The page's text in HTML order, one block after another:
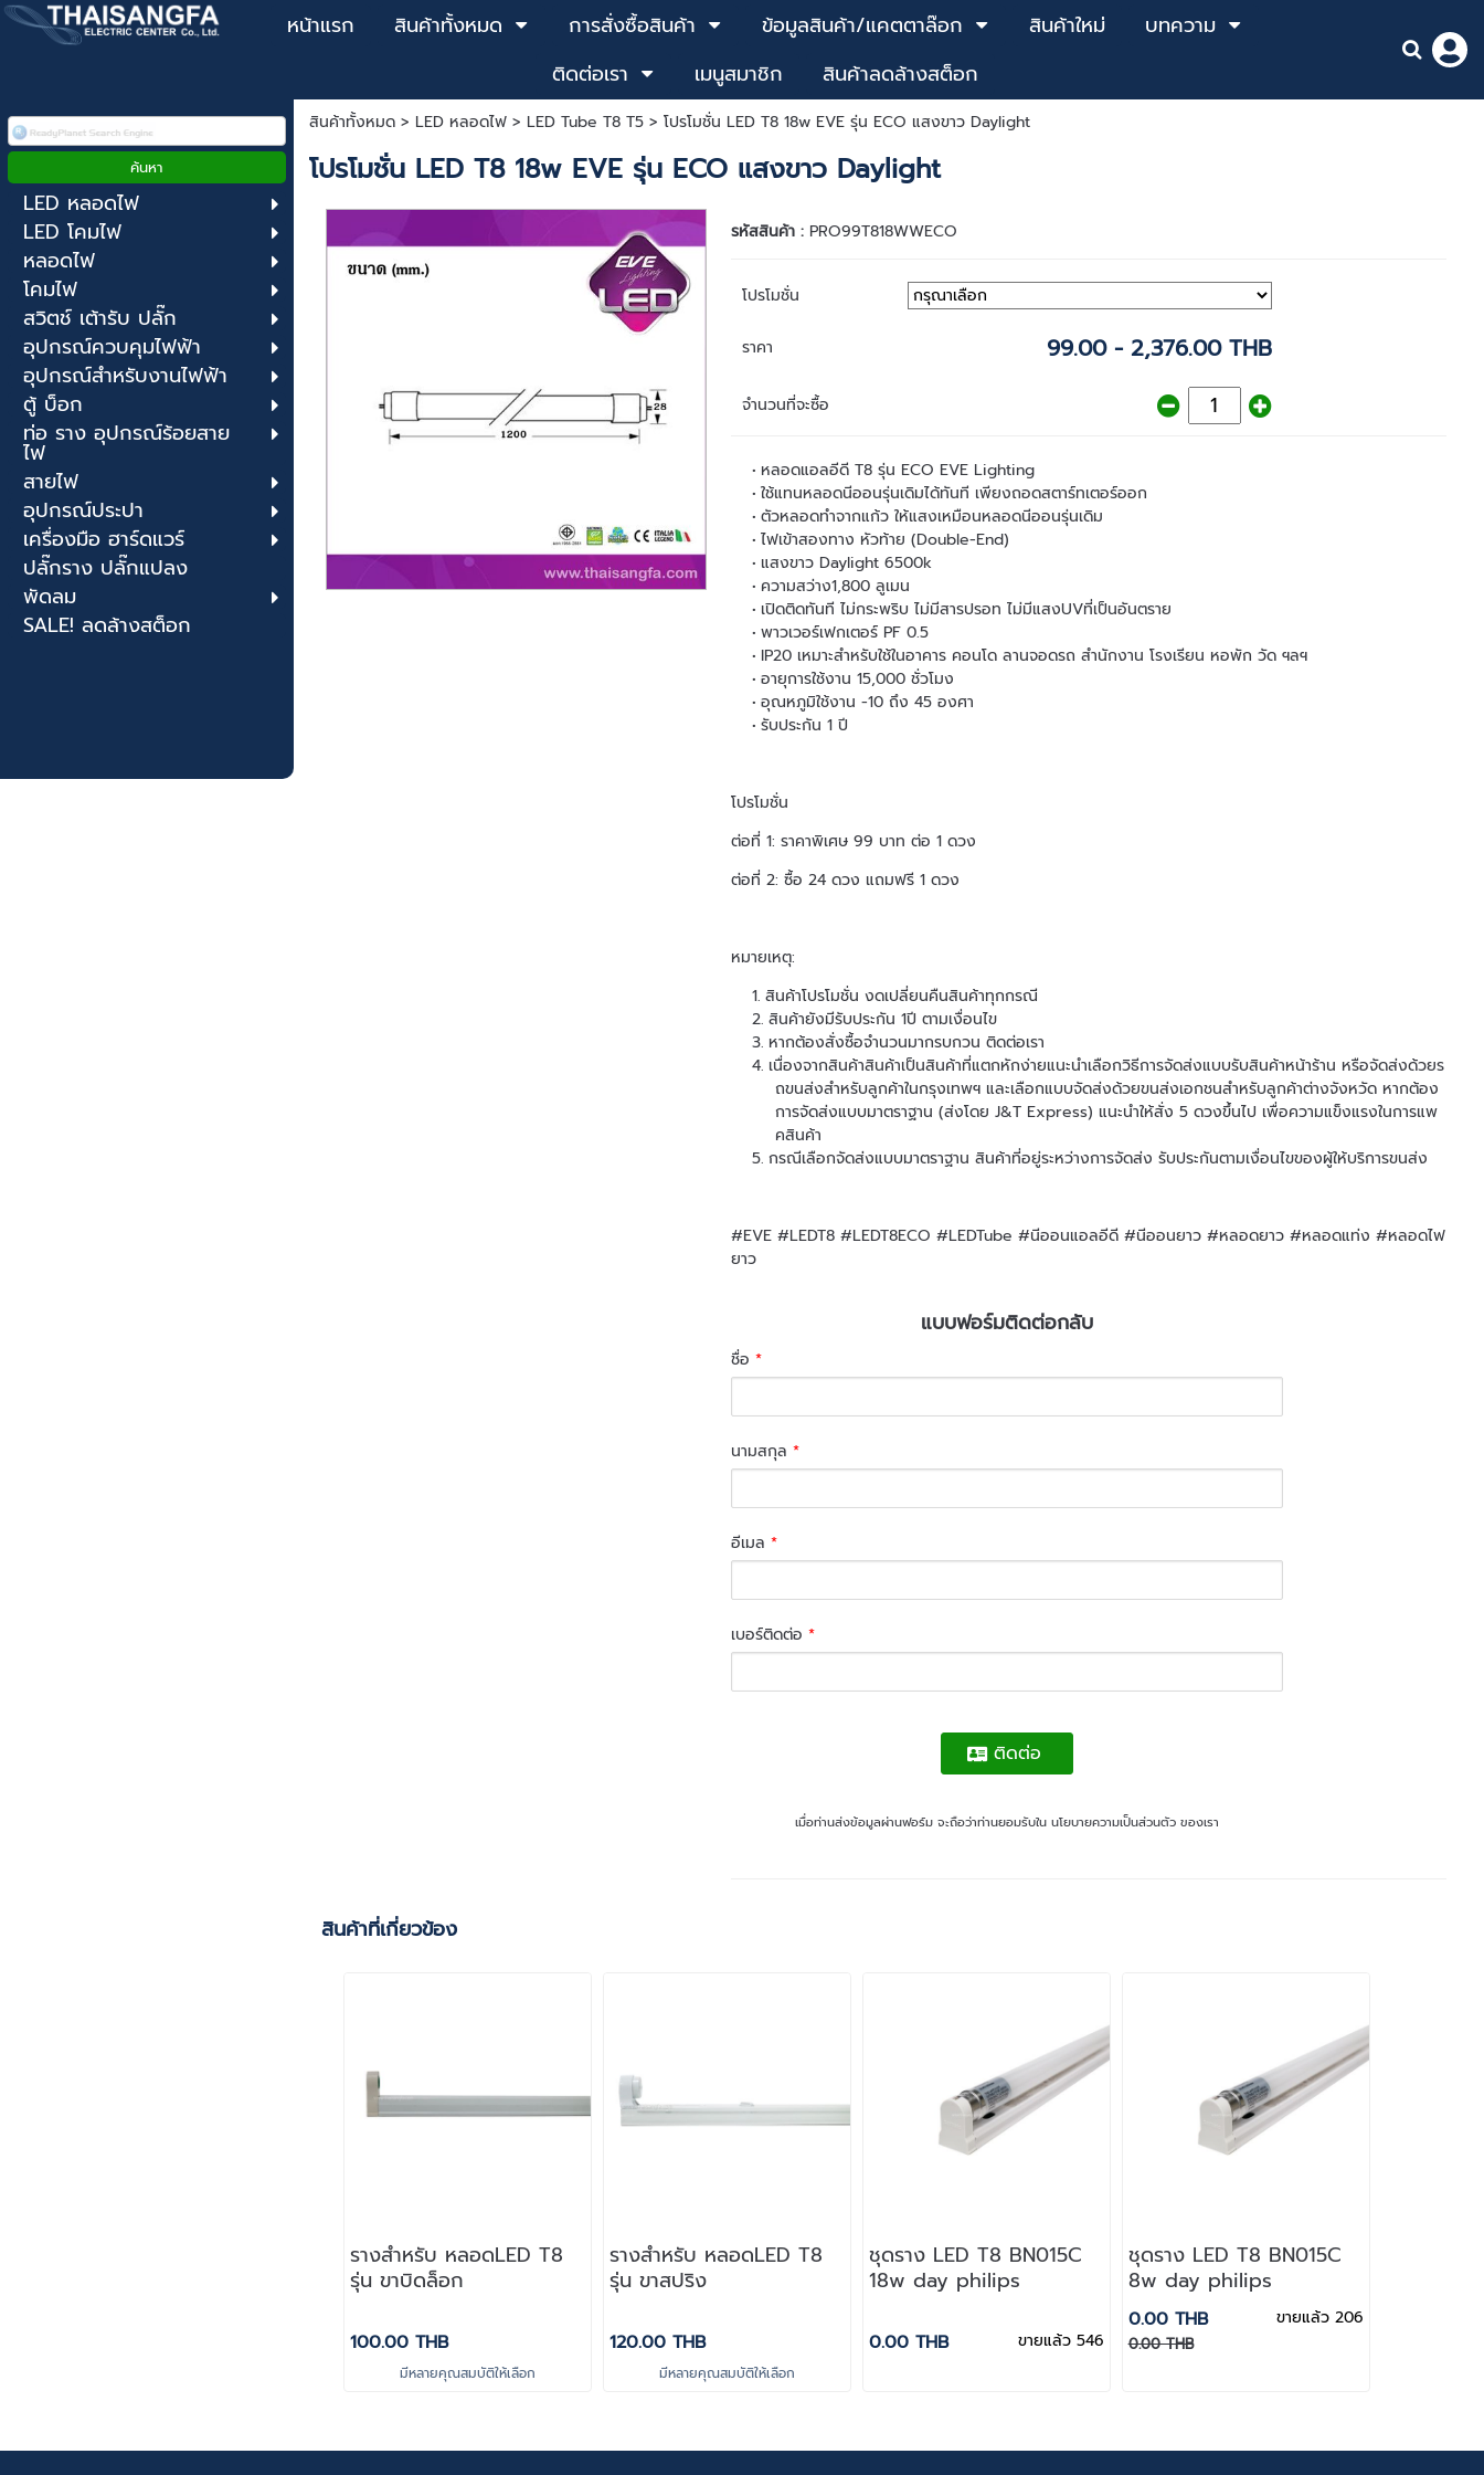
หน้าแรก สินค้าทั้งหมด การสั่งซื้อสินค้า ข้อมูลสินค้า/แคตตาล๊อก สินค้าใหม่
บทความ
ติดต่อเรา
เมนูสมาชิก สินค้าลดล้างสต็อก
LED หลอดไฟ
LED โคมไฟ
หลอดไฟ
โคมไฟ
สวิตช์ เต้ารับ ปลั๊ก
อุปกรณ์ควบคุมไฟฟ้า
อุปกรณ์สำหรับงานไฟฟ้า
ตู้ บ็อก
ท่อ ราง อุปกรณ์ร้อยสาย
ไฟ
สายไฟ
อุปกรณ์ประปา
เครื่องมือ ฮาร์ดแวร์
ปลั๊กราง ปลั๊กแปลง
พัดลม
SALE! ลดล้างสต็อก
สินค้าทั้งหมด> LED หลอดไฟ> LED Tube T8 T5> โปรโมชั่น LED T8 18w EVE รุ่น ECO แสงขาว Daylight
โปรโมชั่น LED T8 18w EVE รุ่น ECO แสงขาว Daylight
รหัสสินค้า : PRO99T818WWECO
โปรโมชั่น
ราคา 99.00 - 2,376.00 THB
จำนวนที่จะซื้อ
หลอดแอลอีดี T8 รุ่น ECO EVE Lighting
ใช้แทนหลอดนีออนรุ่นเดิมได้ทันที เพียงถอดสตาร์ทเตอร์ออก
ตัวหลอดทำจากแก้ว ให้แสงเหมือนหลอดนีออนรุ่นเดิม
ไฟเข้าสองทาง หัวท้าย (Double-End)
แสงขาว Daylight 6500k
ความสว่าง1,800 ลูเมน
เปิดติดทันที ไม่กระพริบ ไม่มีสารปรอท ไม่มีแสงUVที่เป็นอันตราย
พาวเวอร์เฟกเตอร์ PF 0.5
IP20 เหมาะสำหรับใช้ในอาคาร คอนโด ลานจอดรถ สำนักงาน โรงเรียน หอพัก วัด ฯลฯ
อายุการใช้งาน 15,000 ชั่วโมง
อุณหภูมิใช้งาน -10 ถึง 45 องศา
รับประกัน 1 ปี
โปรโมชั่น
ต่อที่ 1: ราคาพิเศษ 99 บาท ต่อ 1 ดวง
ต่อที่ 2: ซื้อ 24 ดวง แถมฟรี 1 ดวง
หมายเหตุ:
สินค้าโปรโมชั่น งดเปลี่ยนคืนสินค้าทุกกรณี
สินค้ายังมีรับประกัน 1ปี ตามเงื่อนไข
หากต้องสั่งซื้อจำนวนมากรบกวน ติดต่อเรา
เนื่องจากสินค้าสินค้าเป็นสินค้าที่แตกหักง่ายแนะนำเลือกวิธีการจัดส่งแบบรับสินค้าหน้าร้าน หรือจัดส่งด้วยร
ถขนส่งสำหรับลูกค้าในกรุงเทพฯ และเลือกแบบจัดส่งด้วยขนส่งเอกชนสำหรับลูกค้าต่างจังหวัด หากต้อง
การจัดส่งแบบมาตราฐาน (ส่งโดย J&T Express) แนะนำให้สั่ง 5 ดวงขึ้นไป เพื่อความแข็งแรงในการแพ
คสินค้า
กรณีเลือกจัดส่งแบบมาตราฐาน สินค้าที่อยู่ระหว่างการจัดส่ง รับประกันตามเงื่อนไขของผู้ให้บริการขนส่ง
#EVE #LEDT8 #LEDT8ECO #LEDTube #นีออนแอลอีดี #นีออนยาว #หลอดยาว #หลอดแท่ง #หลอดไฟ
ยาว
แบบฟอร์มติดต่อกลับ
ชื่อ *
นามสกุล *
อีเมล *
เบอร์ติดต่อ *
ติดต่อ
เมื่อท่านส่งข้อมูลผ่านฟอร์ม จะถือว่าท่านยอมรับใน นโยบายความเป็นส่วนตัวของเรา
สินค้าที่เกี่ยวข้อง
รางสำหรับ หลอดLED T8
รุ่น ขาบิดล็อก
100.00 THB
มีหลายคุณสมบัติให้เลือก
รางสำหรับ หลอดLED T8
รุ่น ขาสปริง
120.00 THB
มีหลายคุณสมบัติให้เลือก
ชุดราง LED T8 BN015C
18w day philips
0.00 THB ขายแล้ว 546
ชุดราง LED T8 BN015C
8w day philips
0.00 THB
0.00 THB
ขายแล้ว 206